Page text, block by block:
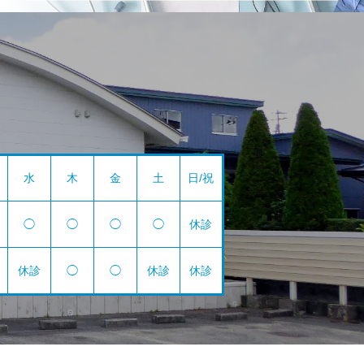
水 木 金 土 日/祝
◯ ◯ ◯ ◯ 休診
休診 ◯ ◯ 休診 休診